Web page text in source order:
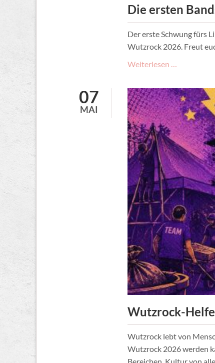
Die ersten
Der erste Schwung fürs
Wutzrock 2026. Freut
Weiterlesen …
Bands
für
Wutzrock
2026
sind
da!
07
MAI
Wutzrock-
Wutzrock lebt von
Wutzrock 2026 werden